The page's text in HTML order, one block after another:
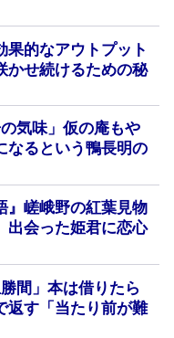
果的なアウトプット
かせ続けるための秘
の気味」仮の庵もや
なるという鴨長明の
』嵯峨野の紅葉見物
出会った姫君に恋心
勝間」本は借りたら
返す「当たり前が難